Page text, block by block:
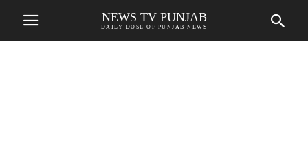
NEWS TV PUNJAB
DAILY DOSE OF PUNJAB NEWS